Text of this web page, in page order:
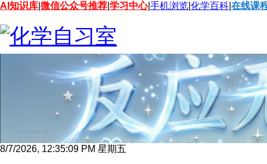
AI知识库 微信公众号推荐 学习中心|手机浏览 化学百科 在线课
8/7/2026, 12:35:10 PM 星期五